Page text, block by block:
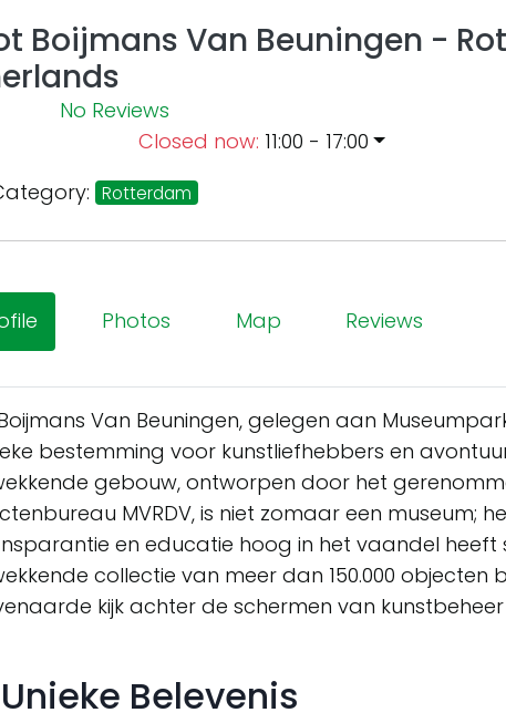
Boijmans Van Beuningen -
No Reviews
Closed now: 11:00 - 17:00
Rotterdam
Photos Map Reviews
Van Beuningen, gelegen aan
bestemming voor kunstliefhebbers en
gebouw, ontworpen door het
MVRDV, is niet zomaar een museum;
en educatie hoog in het vaandel heeft
collectie van meer dan 150.000 objecten
kijk achter de schermen van
Belevenis